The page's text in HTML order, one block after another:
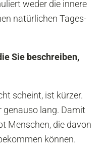
weder die innere
natürlichen Tages-
Sie beschreiben,
scheint, ist kürzer.
genauso lang. Damit
Menschen, die davon
können.